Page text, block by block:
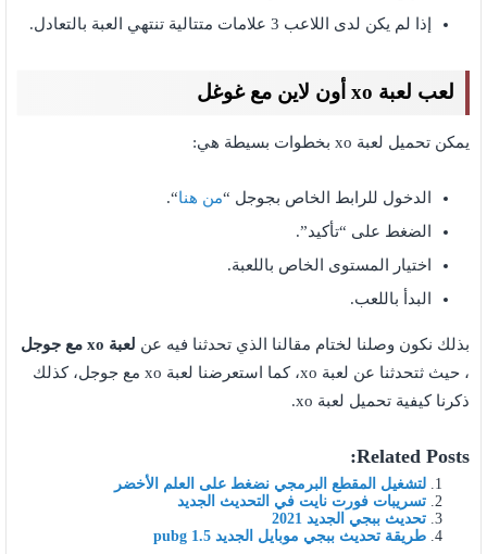
إذا لم يكن لدى اللاعب 3 علامات متتالية تنتهي العبة بالتعادل.
لعب لعبة xo أون لاين مع غوغل
يمكن تحميل لعبة xo بخطوات بسيطة هي:
الدخول للرابط الخاص بجوجل “من هنا“.
الضغط على “تأكيد”.
اختيار المستوى الخاص باللعبة.
البدأ باللعب.
بذلك نكون وصلنا لختام مقالنا الذي تحدثنا فيه عن لعبة xo مع جوجل
، حيث ثتحدثنا عن لعبة xo، كما استعرضنا لعبة xo مع جوجل، كذلك
ذكرنا كيفية تحميل لعبة xo.
Related Posts:
لتشغيل المقطع البرمجي نضغط على العلم الأخضر
تسريبات فورت نايت في التحديث الجديد
تحديث ببجي الجديد 2021
طريقة تحديث ببجي موبايل الجديد pubg 1.5